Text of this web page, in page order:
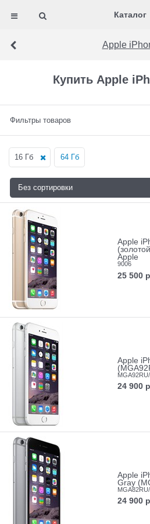
Каталог
Apple
Купить Apple
Фильтры товаров
16 Гб 64 Гб
Apple
Apple
9006
25 500
Apple
24 900
Apple
Gray
24 900